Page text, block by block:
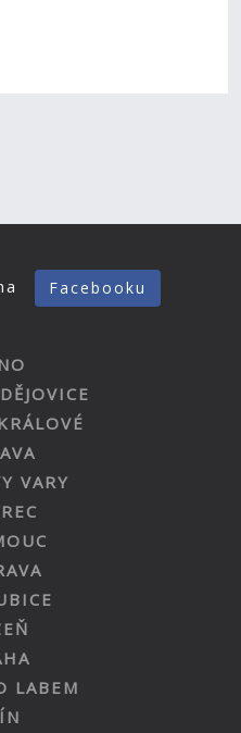
Facebooku
VARY
LABEM